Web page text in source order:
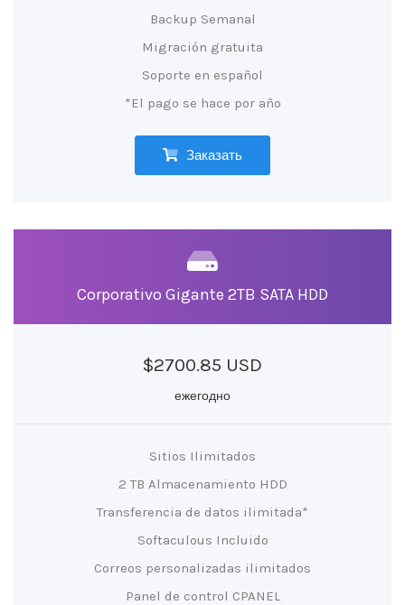
Backup Semanal
Migración gratuita
Soporte en español
*El pago se hace por año
Заказать
Corporativo Gigante 2TB SATA HDD
$2700.85 USD
ежегодно
Sitios Ilimitados
2 TB Almacenamiento HDD
Transferencia de datos ilimitada*
Softaculous Incluido
Correos personalizadas ilimitados
Panel de control CPANEL